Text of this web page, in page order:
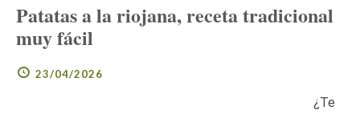
Patatas a la riojana, receta tradicional
muy fácil
23/04/2026
¿Te